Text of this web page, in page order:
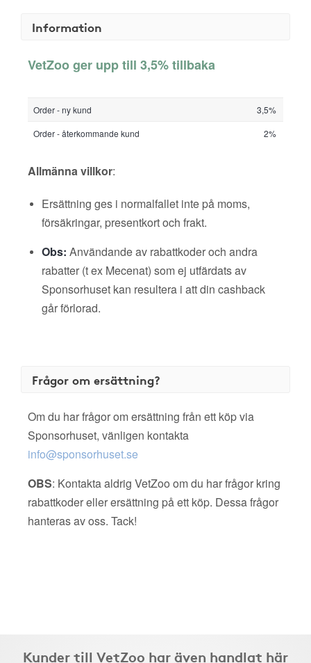
Information
VetZoo ger upp till 3,5% tillbaka
Order - ny kund
3,5%
Order - återkommande kund
2%
Allmänna villkor:
Ersättning ges i normalfallet inte på moms,
försäkringar, presentkort och frakt.
Obs: Användande av rabattkoder och andra
rabatter (t ex Mecenat) som ej utfärdats av
Sponsorhuset kan resultera i att din cashback
går förlorad.
Frågor om ersättning?
Om du har frågor om ersättning från ett köp via
Sponsorhuset, vänligen kontakta
info@sponsorhuset.se
OBS: Kontakta aldrig VetZoo om du har frågor kring
rabattkoder eller ersättning på ett köp. Dessa frågor
hanteras av oss. Tack!
Kunder till VetZoo har även handlat här